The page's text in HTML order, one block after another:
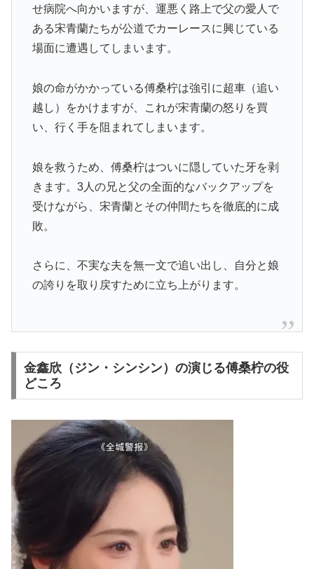
せ病院へ向かいますが、運悪く路上で父の愛人で
ある宋青蘭たちが公道でカーレースに興じている
場面に遭遇してしまいます。
娘の命がかかっている傅桑柠は強引に超車（追い
越し）をかけますが、これが宋青蘭の怒りを買
い、行く手を阻まれてしまいます。
娘を救うため、傅桑柠はついに隠していた牙を剥
きます。3人の兄と父の全面的なバックアップを
受けながら、宋青蘭とその仲間たちを徹底的に成
敗。
さらに、不実な夫を無一文で追い出し、自分と娘
の誇りを取り戻すために立ち上がります。
金鑫欣（ジン・シンシン）の演じる傅桑柠の役
どころ